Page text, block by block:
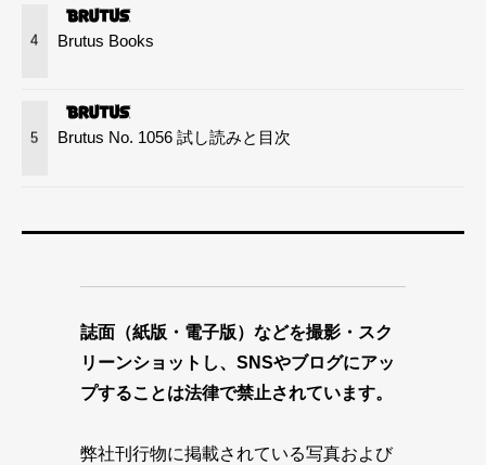
4 Brutus Books
5 Brutus No. 1056 試し読みと目次
誌面（紙版・電子版）などを撮影・スク
リーンショットし、SNSやブログにアッ
プすることは法律で禁止されています。
弊社刊行物に掲載されている写真および